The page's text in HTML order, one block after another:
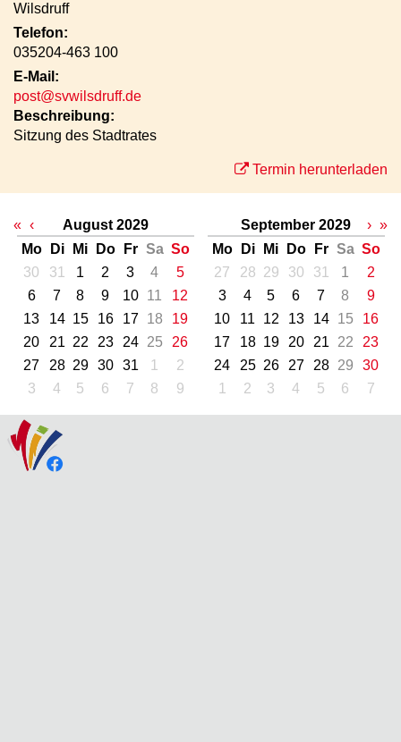
Wilsdruff
Telefon:
035204-463 100
E-Mail:
post@svwilsdruff.de
Beschreibung:
Sitzung des Stadtrates
Termin herunterladen
« ‹
August 2029
Mo
Di Mi Do Fr Sa So
30
31 1 2 3 4
5
6
7 8 9 10 11
12
13
14 15 16 17 18
19
20
21 22 23 24 25
26
27
28 29 30 31 1
2
3
4 5 6 7 8 9
September 2029
Mo
Di Mi Do Fr Sa So
27
28 29 30 31 1
2
3
4 5 6 7 8
9
10
11 12 13 14 15
16
17
18 19 20 21 22
23
24
25 26 27 28 29
30
1
2 3 4 5 6 7
› »